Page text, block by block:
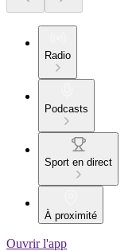
Radio
Podcasts
Sport en direct
À proximité
Ouvrir l'app